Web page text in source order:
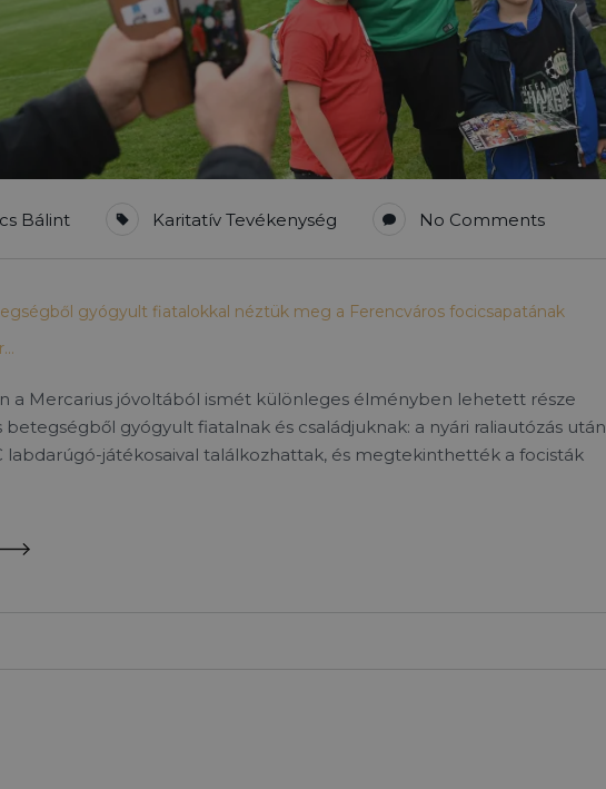
Bálint Karitatív Tevékenység No Comments
gyógyult fiatalokkal néztük meg a Ferencváros focicsapatának
a Mercarius jóvoltából ismét különleges élményben lehetett része
betegségből gyógyult fiatalnak és családjuknak: a nyári raliautózás után
labdarúgó-játékosaival találkozhattak, és megtekinthették a focisták